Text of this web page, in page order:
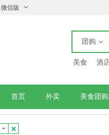
微信版
团购
美食 酒
首页 外卖 美食团购